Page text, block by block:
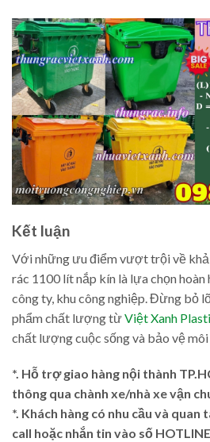
Kết luận
Với những ưu điểm vượt trội về khả
rác 1100 lít nắp kín là lựa chọn hoàn
công ty, khu công nghiệp. Đừng bỏ
phẩm chất lượng từViệt Xanh
chất lượng cuộc sống và bảo vệ
*. Hỗ trợ giao hàng nội thành
thông qua chành xe/nhà xe vận
*. Khách hàng có nhu cầu và quan
call hoặc nhắn tin vào số